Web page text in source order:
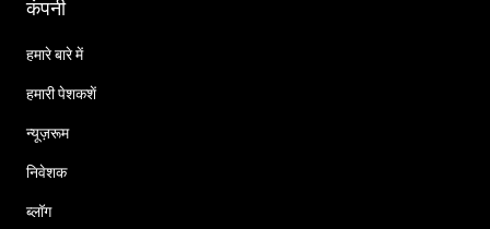
कंपनी
हमारे बारे में
हमारी पेशकशें
न्यूज़रूम
निवेशक
ब्लॉग